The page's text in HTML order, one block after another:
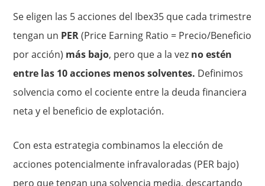
Se eligen las 5 acciones del Ibex35 que cada trimestre
tengan un PER(Price Earning Ratio = Precio/Beneficio
por acción) más bajo, pero que a la vez no estén
entre las 10 acciones menos solventes. Definimos
solvencia como el cociente entre la deuda financiera
neta y el beneficio de explotación.
Con esta estrategia combinamos la elección de
acciones potencialmente infravaloradas (PER bajo)
pero que tengan una solvencia media, descartando